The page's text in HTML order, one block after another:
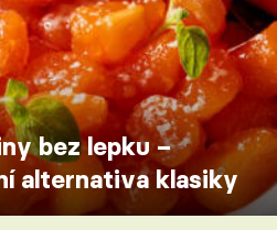
bez lepku –
alternativa klasiky